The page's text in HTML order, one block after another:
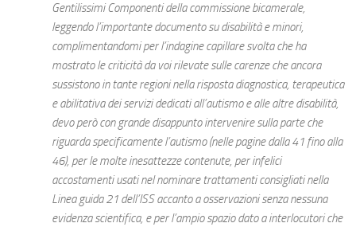
Gentilissimi Componenti della commissione bicamerale,
leggendo l’importante documento su disabilità e minori,
complimentandomi per l’indagine capillare svolta che ha
mostrato le criticità da voi rilevate sulle carenze che ancora
sussistono in tante regioni nella risposta diagnostica, terapeutica
e abilitativa dei servizi dedicati all’autismo e alle altre disabilità,
devo però con grande disappunto intervenire sulla parte che
riguarda specificamente l’autismo (nelle pagine dalla 41 fino alla
46), per le molte inesattezze contenute, per infelici
accostamenti usati nel nominare trattamenti consigliati nella
Linea guida 21 dell’ISS accanto a osservazioni senza nessuna
evidenza scientifica, e per l’ampio spazio dato a interlocutori che